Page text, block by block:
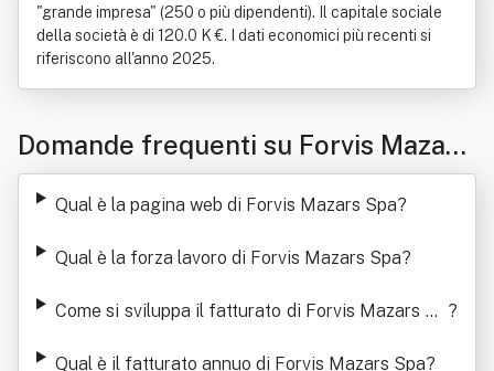
"grande impresa" (250 o più dipendenti). Il capitale sociale
della società è di 120.0 K €. I dati economici più recenti si
riferiscono all'anno 2025.
Domande frequenti su Forvis Mazars
Spa
Qual è la pagina web di Forvis Mazars Spa?
Qual è la forza lavoro di Forvis Mazars Spa?
Come si sviluppa il fatturato di Forvis Mazars Sp ?
Qual è il fatturato annuo di Forvis Mazars Spa?